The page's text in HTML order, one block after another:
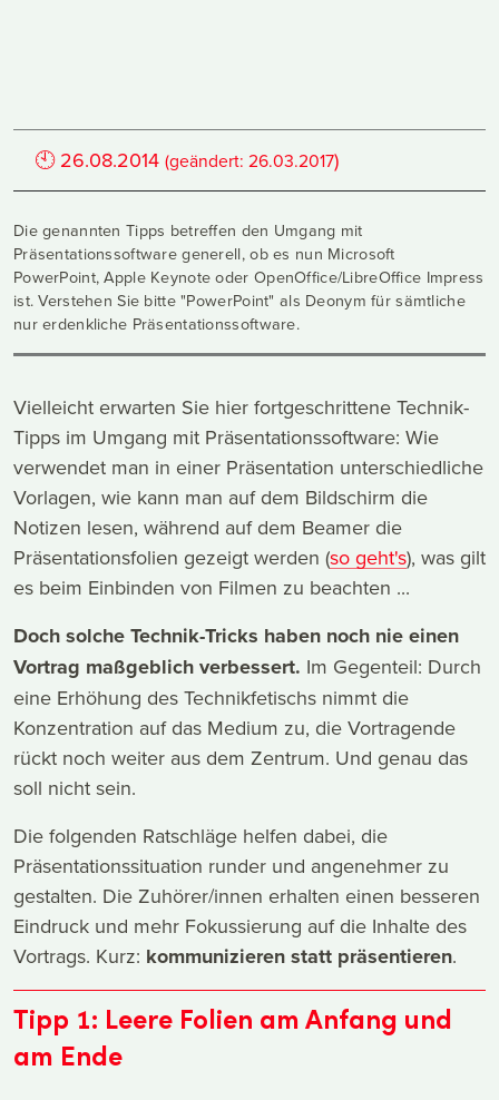
🕙 26.08.2014 (geändert:26.03.2017)
Die genannten Tipps betreffen den Umgang mit
Präsentationssoftware generell, ob es nun Microsoft
PowerPoint, Apple Keynote oder OpenOffice/LibreOffice Impress
ist. Verstehen Sie bitte "PowerPoint" als Deonym für sämtliche
nur erdenkliche Präsentationssoftware.
Vielleicht erwarten Sie hier fortgeschrittene Technik-
Tipps im Umgang mit Präsentationssoftware: Wie
verwendet man in einer Präsentation unterschiedliche
Vorlagen, wie kann man auf dem Bildschirm die
Notizen lesen, während auf dem Beamer die
Präsentationsfolien gezeigt werden (so geht's), was gilt
es beim Einbinden von Filmen zu beachten ...
Doch solche Technik-Tricks haben noch nie einen
Vortrag maßgeblich verbessert. Im Gegenteil: Durch
eine Erhöhung des Technikfetischs nimmt die
Konzentration auf das Medium zu, die Vortragende
rückt noch weiter aus dem Zentrum. Und genau das
soll nicht sein.
Die folgenden Ratschläge helfen dabei, die
Präsentationssituation runder und angenehmer zu
gestalten. Die Zuhörer/innen erhalten einen besseren
Eindruck und mehr Fokussierung auf die Inhalte des
Vortrags. Kurz: kommunizieren statt präsentieren.
Tipp 1: Leere Folien am Anfang und
am Ende